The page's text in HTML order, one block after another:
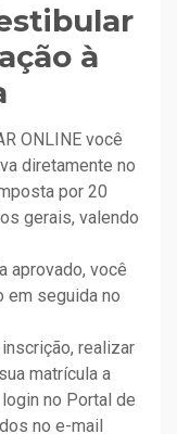
à
ONLINE você
diretamente no
por 20
gerais, valendo
aprovado, você
em seguida no
realizar
matrícula a
no Portal de
no e-mail